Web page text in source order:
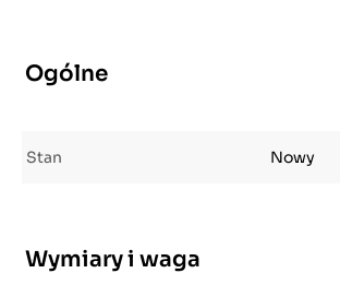
Ogólne
Stan Nowy
Wymiary i waga